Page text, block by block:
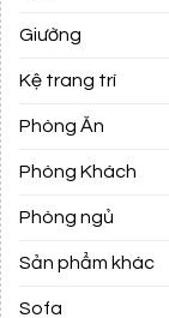
Giường
Kệ trang trí
Phòng Ăn
Phòng Khách
Phòng ngủ
Sản phẩm khác
Sofa